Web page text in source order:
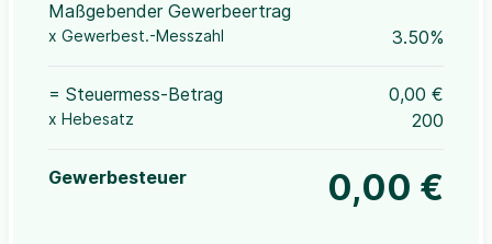
Maßgebender Gewerbeertrag
x Gewerbest.-Messzahl 3.50%
= Steuermess-Betrag 0,00 €
x Hebesatz 200
Gewerbesteuer 0,00 €